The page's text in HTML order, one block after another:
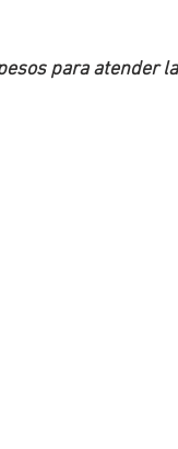
para atender